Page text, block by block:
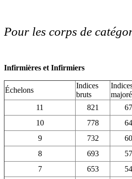
Pour les corps de
Infirmières et Infirmiers
Échelons
Indices
bruts
11
821
10
778
9
732
8
693
7
653